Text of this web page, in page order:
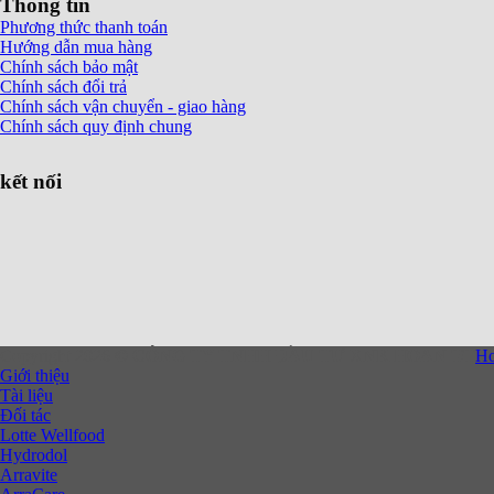
Thông tin
Phương thức thanh toán
Hướng dẫn mua hàng
Chính sách bảo mật
Chính sách đổi trả
Chính sách vận chuyển - giao hàng
Chính sách quy định chung
kết nối
Giới thiệu
Tài liệu
Đối tác
Lotte Wellfood
Hydrodol
Arravite